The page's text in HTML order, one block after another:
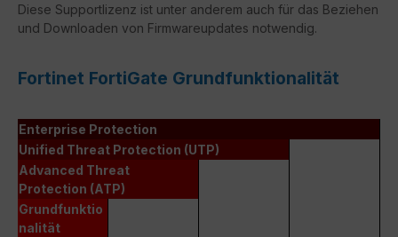
Diese Supportlizenz ist unter anderem auch für das Beziehen
und Downloaden von Firmwareupdates notwendig.
Fortinet FortiGate Grundfunktionalität
Enterprise Protection
Unified Threat Protection (UTP)
Advanced Threat
Protection (ATP)
Grundfunktio
nalität